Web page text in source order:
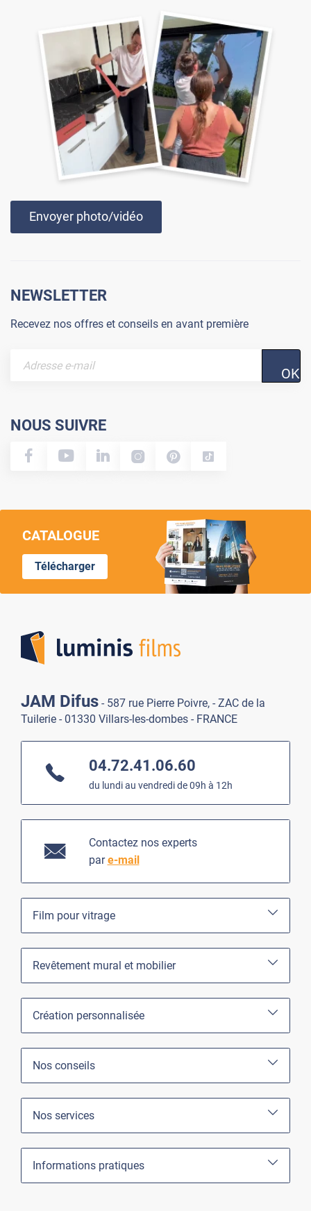
Envoyer photo/vidéo
NEWSLETTER
Recevez nos offres et conseils en avant première
OK
NOUS SUIVRE
CATALOGUE
Télécharger
JAM Difus - 587 rue Pierre Poivre, - ZAC de la
Tuilerie - 01330 Villars-les-dombes - FRANCE
04.72.41.06.60
du lundi au vendredi de 09h à 12h
Contactez nos experts
pare-mail
Film pour vitrage
Revêtement mural et mobilier
Création personnalisée
Nos conseils
Nos services
Informations pratiques